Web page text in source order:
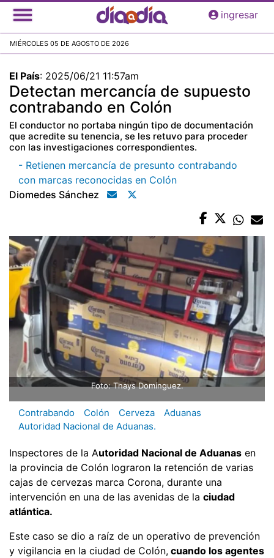
Pasar
al
principal
ingresar
MIÉRCOLES 05 DE AGOSTO DE 2026
El País: 2025/06/21 11:57am
Detectan mercancía de supuesto
contrabando en Colón
El conductor no portaba ningún tipo de documentación
que acredite su tenencia, se les retuvo para proceder
con las investigaciones correspondientes.
- Retienen mercancía de presunto contrabando
con marcas reconocidas en Colón
Diomedes Sánchez
Foto: Thays Domínguez.
Contrabando Colón Cerveza
Aduanas
Autoridad Nacional de Aduanas.
Inspectores de la Autoridad Nacional de Aduanas en
la provincia de Colón lograron la retención de varias
cajas de cervezas marca Corona, durante una
intervención en una de las avenidas de la ciudad
atlántica.
Este caso se dio a raíz de un operativo de prevención
y vigilancia en la ciudad de Colón, cuando los agentes